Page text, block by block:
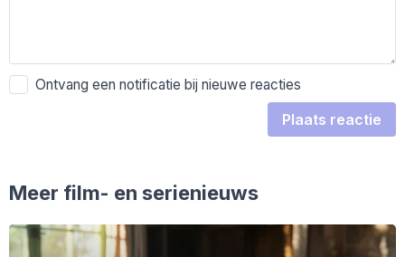
Ontvang een notificatie bij nieuwe reacties
Plaats reactie
Meer film- en serienieuws